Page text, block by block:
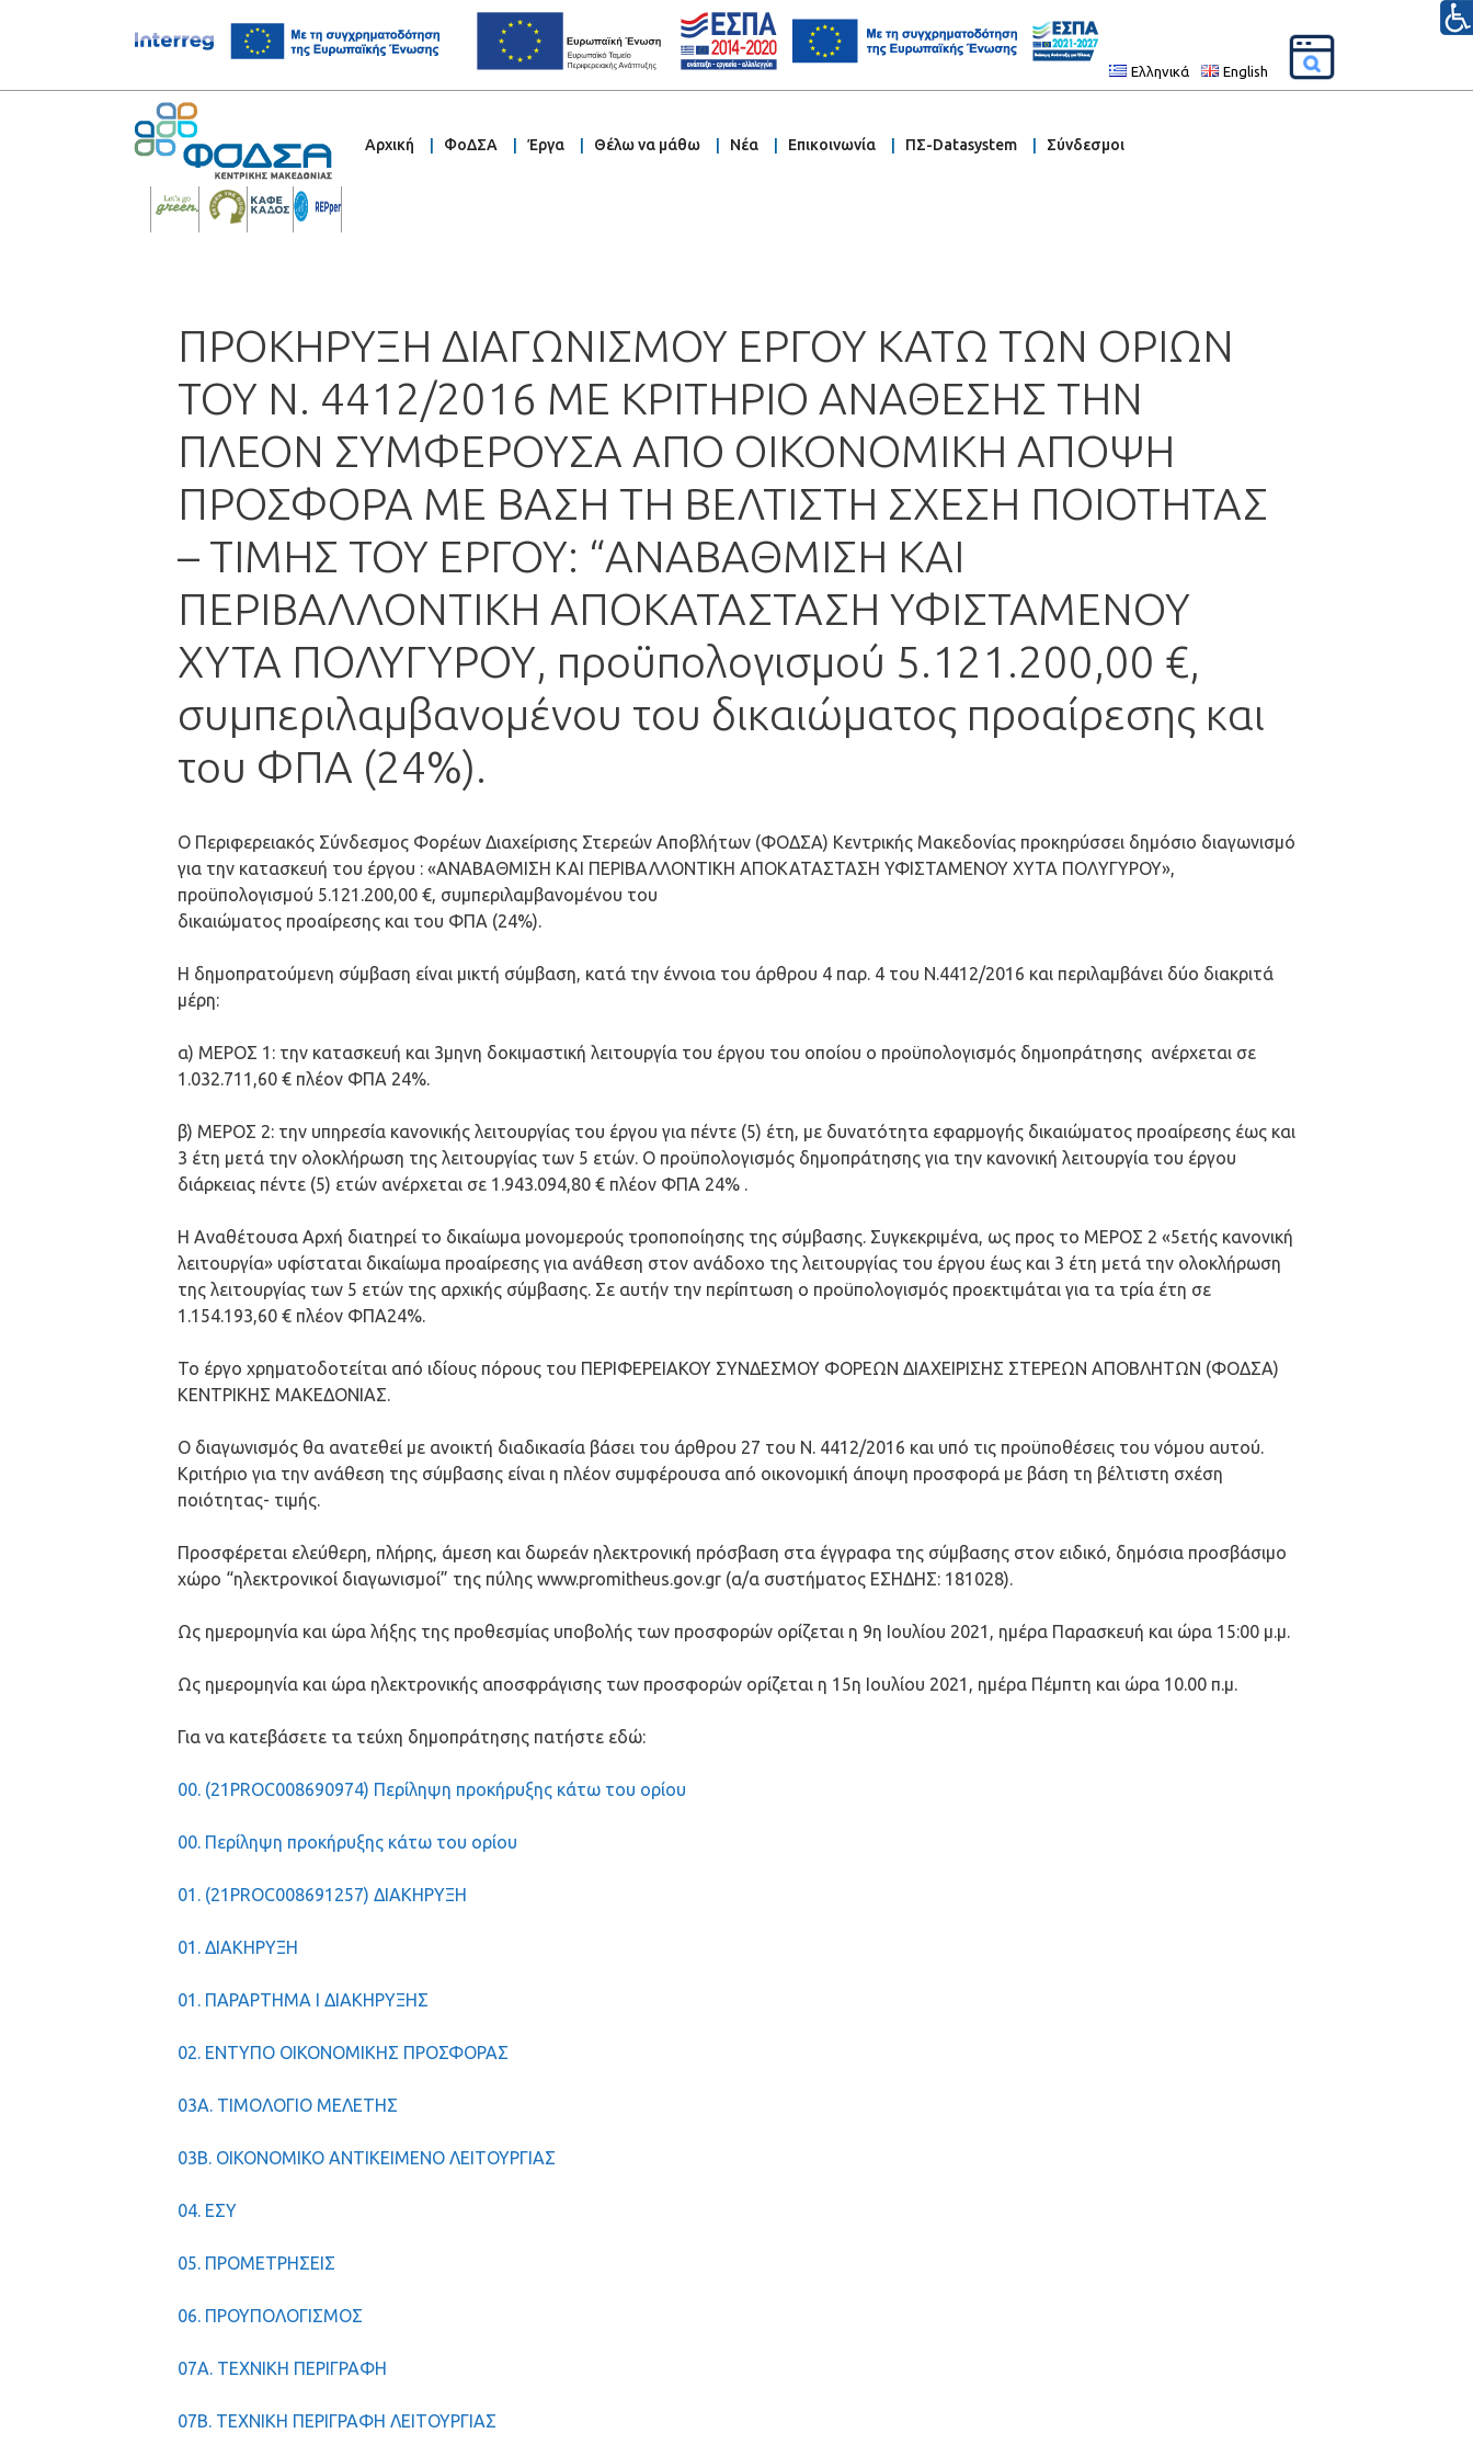
Ελληνικά English
Αρχική ΦοΔΣΑ Έργα Θέλω να μάθω Νέα Επικοινωνία ΠΣ-Datasystem Σύνδεσμοι
ΠΡΟΚΗΡΥΞΗ ΔΙΑΓΩΝΙΣΜΟΥ ΕΡΓΟΥ ΚΑΤΩ ΤΩΝ ΟΡΙΩΝ
ΤΟΥ Ν. 4412/2016 ΜΕ ΚΡΙΤΗΡΙΟ ΑΝΑΘΕΣΗΣ ΤΗΝ
ΠΛΕΟΝ ΣΥΜΦΕΡΟΥΣΑ ΑΠΟ ΟΙΚΟΝΟΜΙΚΗ ΑΠΟΨΗ
ΠΡΟΣΦΟΡΑ ΜΕ ΒΑΣΗ ΤΗ ΒΕΛΤΙΣΤΗ ΣΧΕΣΗ ΠΟΙΟΤΗΤΑΣ
– ΤΙΜΗΣ ΤΟΥ ΕΡΓΟΥ: “ΑΝΑΒΑΘΜΙΣΗ ΚΑΙ
ΠΕΡΙΒΑΛΛΟΝΤΙΚΗ ΑΠΟΚΑΤΑΣΤΑΣΗ ΥΦΙΣΤΑΜΕΝΟΥ
ΧΥΤΑ ΠΟΛΥΓΥΡΟΥ, προϋπολογισμού 5.121.200,00 €,
συμπεριλαμβανομένου του δικαιώματος προαίρεσης και
του ΦΠΑ (24%).
O Περιφερειακός Σύνδεσμος Φορέων Διαχείρισης Στερεών Αποβλήτων (ΦΟΔΣΑ) Κεντρικής Μακεδονίας προκηρύσσει δημόσιο διαγωνισμό
για την κατασκευή του έργου : «ΑΝΑΒΑΘΜΙΣΗ ΚΑΙ ΠΕΡΙΒΑΛΛΟΝΤΙΚΗ ΑΠΟΚΑΤΑΣΤΑΣΗ ΥΦΙΣΤΑΜΕΝΟΥ ΧΥΤΑ ΠΟΛΥΓΥΡΟΥ»,
προϋπολογισμού 5.121.200,00 €, συμπεριλαμβανομένου του
δικαιώματος προαίρεσης και του ΦΠΑ (24%).
Η δημοπρατούμενη σύμβαση είναι μικτή σύμβαση, κατά την έννοια του άρθρου 4 παρ. 4 του Ν.4412/2016 και περιλαμβάνει δύο διακριτά
μέρη:
α) ΜΕΡΟΣ 1: την κατασκευή και 3μηνη δοκιμαστική λειτουργία του έργου του οποίου ο προϋπολογισμός δημοπράτησης ανέρχεται σε
1.032.711,60 € πλέον ΦΠΑ 24%.
β) ΜΕΡΟΣ 2: την υπηρεσία κανονικής λειτουργίας του έργου για πέντε (5) έτη, με δυνατότητα εφαρμογής δικαιώματος προαίρεσης έως και
3 έτη μετά την ολοκλήρωση της λειτουργίας των 5 ετών. Ο προϋπολογισμός δημοπράτησης για την κανονική λειτουργία του έργου
διάρκειας πέντε (5) ετών ανέρχεται σε 1.943.094,80 € πλέον ΦΠΑ 24% .
Η Αναθέτουσα Αρχή διατηρεί το δικαίωμα μονομερούς τροποποίησης της σύμβασης. Συγκεκριμένα, ως προς το ΜΕΡΟΣ 2 «5ετής κανονική
λειτουργία» υφίσταται δικαίωμα προαίρεσης για ανάθεση στον ανάδοχο της λειτουργίας του έργου έως και 3 έτη μετά την ολοκλήρωση
της λειτουργίας των 5 ετών της αρχικής σύμβασης. Σε αυτήν την περίπτωση ο προϋπολογισμός προεκτιμάται για τα τρία έτη σε
1.154.193,60 € πλέον ΦΠΑ24%.
Το έργο χρηματοδοτείται από ιδίους πόρους του ΠΕΡΙΦΕΡΕΙΑΚΟΥ ΣΥΝΔΕΣΜΟΥ ΦΟΡΕΩΝ ΔΙΑΧΕΙΡΙΣΗΣ ΣΤΕΡΕΩΝ ΑΠΟΒΛΗΤΩΝ (ΦΟΔΣΑ)
ΚΕΝΤΡΙΚΗΣ ΜΑΚΕΔΟΝΙΑΣ.
Ο διαγωνισμός θα ανατεθεί με ανοικτή διαδικασία βάσει του άρθρου 27 του Ν. 4412/2016 και υπό τις προϋποθέσεις του νόμου αυτού.
Κριτήριο για την ανάθεση της σύμβασης είναι η πλέον συμφέρουσα από οικονομική άποψη προσφορά με βάση τη βέλτιστη σχέση
ποιότητας- τιμής.
Προσφέρεται ελεύθερη, πλήρης, άμεση και δωρεάν ηλεκτρονική πρόσβαση στα έγγραφα της σύμβασης στον ειδικό, δημόσια προσβάσιμο
χώρο “ηλεκτρονικοί διαγωνισμοί” της πύλης www.promitheus.gov.gr (α/α συστήματος ΕΣΗΔΗΣ: 181028).
Ως ημερομηνία και ώρα λήξης της προθεσμίας υποβολής των προσφορών ορίζεται η 9η Ιουλίου 2021, ημέρα Παρασκευή και ώρα 15:00 μ.μ.
Ως ημερομηνία και ώρα ηλεκτρονικής αποσφράγισης των προσφορών ορίζεται η 15η Ιουλίου 2021, ημέρα Πέμπτη και ώρα 10.00 π.μ.
Για να κατεβάσετε τα τεύχη δημοπράτησης πατήστε εδώ:
00. (21PROC008690974) Περίληψη προκήρυξης κάτω του ορίου
00. Περίληψη προκήρυξης κάτω του ορίου
01. (21PROC008691257) ΔΙΑΚΗΡΥΞΗ
01. ΔΙΑΚΗΡΥΞΗ
01. ΠΑΡΑΡΤΗΜΑ Ι ΔΙΑΚΗΡΥΞΗΣ
02. ΕΝΤΥΠΟ ΟΙΚΟΝΟΜΙΚΗΣ ΠΡΟΣΦΟΡΑΣ
03Α. ΤΙΜΟΛΟΓΙΟ ΜΕΛΕΤΗΣ
03Β. ΟΙΚΟΝΟΜΙΚΟ ΑΝΤΙΚΕΙΜΕΝΟ ΛΕΙΤΟΥΡΓΙΑΣ
04. ΕΣΥ
05. ΠΡΟΜΕΤΡΗΣΕΙΣ
06. ΠΡΟΥΠΟΛΟΓΙΣΜΟΣ
07Α. ΤΕΧΝΙΚΗ ΠΕΡΙΓΡΑΦΗ
07Β. ΤΕΧΝΙΚΗ ΠΕΡΙΓΡΑΦΗ ΛΕΙΤΟΥΡΓΙΑΣ